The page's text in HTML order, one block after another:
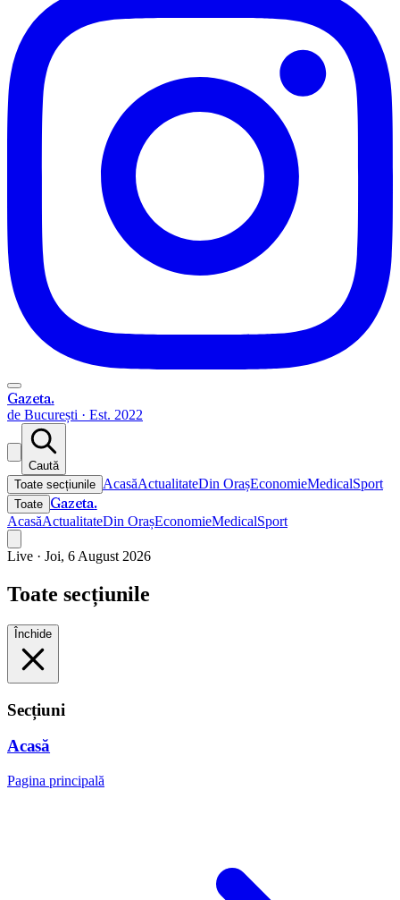
Gazeta.
de București · Est. 2022
Caută
Toate secțiunile AcasăActualitateDin OrașEconomieMedicalSport
Toate Gazeta.
AcasăActualitateDin OrașEconomieMedicalSport
Live · Joi, 6 August 2026
Toate secțiunile
Închide
Secțiuni
Acasă
Pagina principală